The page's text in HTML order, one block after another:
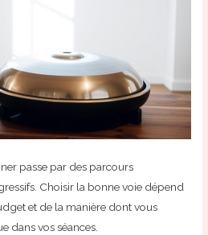
passe par des parcours
Choisir la bonne voie dépend
et de la manière dont vous
dans vos séances.